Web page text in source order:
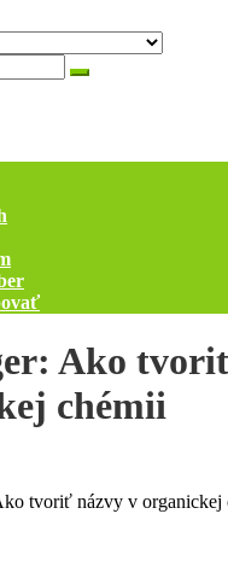
Ako
chémii
tvoriť názvy v organickej